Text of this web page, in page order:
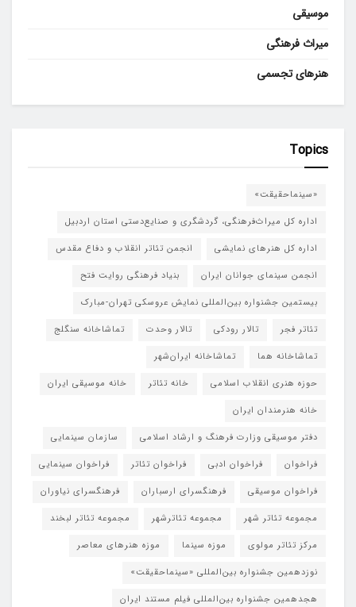
موسیقی
میراث فرهنگی
هنرهای تجسمی
Topics
«سینماحقیقت»
اداره کل میراث‌فرهنگی، گردشگری و صنایع‌دستی استان اردبیل
اداره کل هنرهای نمایشی
انجمن تئاتر انقلاب و دفاع مقدس
انجمن سینمای جوانان ایران
بنیاد فرهنگی روایت فتح
بیستمین جشنواره بین‌المللی نمایش عروسکی تهران-مبارک
تئاتر فجر
تالار رودکی تالار وحدت
تماشاخانه سنگلج
تماشاخانه هما
تماشاخانه‌ ایران‌شهر
حوزه هنری انقلاب اسلامی
خانه تئاتر
خانه موسیقی ایران
خانه هنرمندان ایران
دفتر موسیقی وزارت فرهنگ و ارشاد اسلامی
سازمان سینمایی
فراخوان
فراخوان ادبی فراخوان تئاتر
فراخوان سینمایی
فراخوان موسیقی
فرهنگسرای ارسباران
فرهنگسرای نیاوران
مجموعه تئاتر شهر
مجموعه تئاترشهر
مجموعه تئاتر لبخند
مرکز تئاتر مولوی
موزه سینما
موزه هنرهای معاصر
نوزدهمین جشنواره بین‌المللی «سینماحقیقت»
هجدهمین جشنواره بین‌المللی فیلم مستند ایران